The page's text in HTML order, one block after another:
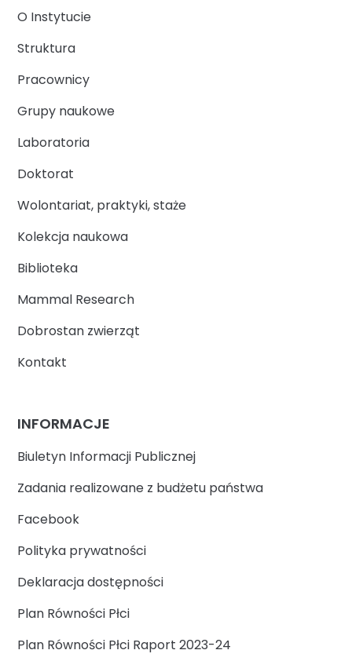
O Instytucie
Struktura
Pracownicy
Grupy naukowe
Laboratoria
Doktorat
Wolontariat, praktyki, staże
Kolekcja naukowa
Biblioteka
Mammal Research
Dobrostan zwierząt
Kontakt
INFORMACJE
Biuletyn Informacji Publicznej
Zadania realizowane z budżetu państwa
Facebook
Polityka prywatności
Deklaracja dostępności
Plan Równości Płci
Plan Równości Płci Raport 2023-24